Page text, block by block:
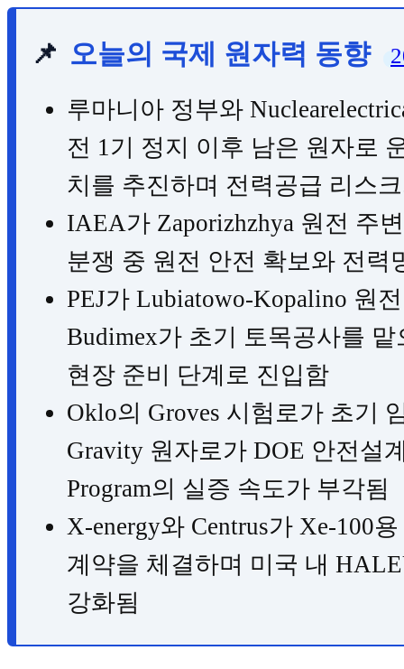
📌 오늘의 국제 원자력 동향
루마니아 정부와
전 1기 정지 이후 남은 원자로
치를 추진하며 전력공급 리스
IAEA가 Zaporizhzhya 원전 주
분쟁 중 원전 안전 확보와 전
PEJ가 Lubiatowo-Kopalino 원
Budimex가 초기 토목공사를
현장 준비 단계로 진입함
Oklo의 Groves 시험로가 초기
Gravity 원자로가 DOE 안전설
Program의 실증 속도가 부각됨
X-energy와 Centrus가 Xe-100
계약을 체결하며 미국 내
강화됨